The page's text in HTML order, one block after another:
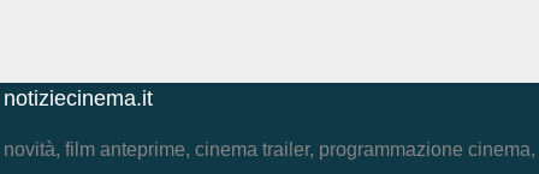
notiziecinema.it
novità, film anteprime, cinema trailer, programmazione